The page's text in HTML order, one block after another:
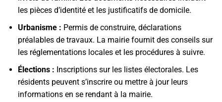
les pièces d’identité et les justificatifs de domicile.
Urbanisme : Permis de construire, déclarations
préalables de travaux. La mairie fournit des conseils sur
les réglementations locales et les procédures à suivre.
Élections : Inscriptions sur les listes électorales. Les
résidents peuvent s’inscrire ou mettre à jour leurs
informations en se rendant à la mairie.